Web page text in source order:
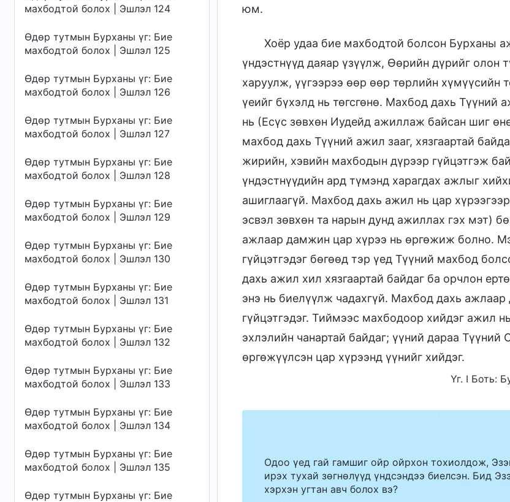
махбодтой болох | Эшлэл 124
Өдөр тутмын Бурханы үг: Бие
махбодтой болох | Эшлэл 125
Өдөр тутмын Бурханы үг: Бие
махбодтой болох | Эшлэл 126
Өдөр тутмын Бурханы үг: Бие
махбодтой болох | Эшлэл 127
Өдөр тутмын Бурханы үг: Бие
махбодтой болох | Эшлэл 128
Өдөр тутмын Бурханы үг: Бие
махбодтой болох | Эшлэл 129
Өдөр тутмын Бурханы үг: Бие
махбодтой болох | Эшлэл 130
Өдөр тутмын Бурханы үг: Бие
махбодтой болох | Эшлэл 131
Өдөр тутмын Бурханы үг: Бие
махбодтой болох | Эшлэл 132
Өдөр тутмын Бурханы үг: Бие
махбодтой болох | Эшлэл 133
Өдөр тутмын Бурханы үг: Бие
махбодтой болох | Эшлэл 134
Өдөр тутмын Бурханы үг: Бие
махбодтой болох | Эшлэл 135
Өдөр тутмын Бурханы үг: Бие
юм.
Хоёр удаа бие махбодтой болсон Бурханы
үндэстнүүд даяар үзүүлж, Өөрийн дүрийг олон
харуулж, үүгээрээ өөр өөр төрлийн хүмүүсийн
үеийг бүхэлд нь төгсгөнө. Махбод дахь Түүний
нь (Есүс зөвхөн Иудейд ажиллаж байсан шиг
махбод дахь Түүний ажил зааг, хязгаартай
жирийн, хэвийн махбодын дүрээр гүйцэтгэж
үндэстнүүдийн ард түмэнд харагдах ажлыг
ашиглаагүй. Махбод дахь ажил нь цар
эсвэл зөвхөн та нарын дунд ажиллах гэх мэт)
ажлаар дамжин цар хүрээ нь өргөжиж болно.
гүйцэтгэдэг бөгөөд тэр үед Түүний махбод
дахь ажил хил хязгаартай байдаг ба орчлон
энэ нь биелүүлж чадахгүй. Махбод дахь
гүйцэтгэдэг. Тиймээс махбодоор хийдэг ажил
эхлэлийн чанартай байдаг; үүний дараа
өргөжүүлсэн цар хүрээнд үүнийг хийдэг.
Үг. I Боть:
Одоо үед гай гамшиг ойр ойрхон тохиолдож,
ирэх тухай зөгнөлүүд үндсэндээ биелсэн. Бид
хэрхэн угтан авч болох вэ?